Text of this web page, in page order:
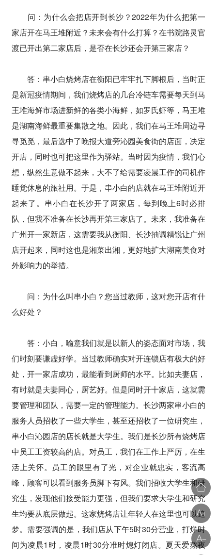
问：为什么会把店开到长沙？2022年为什么把第一
家店开在马王堆附近？未来会有什么打算？在书院路灵官
渡已开出第二家店后，是否在长沙还会开第三家店？
答：串小白烧烤店在衡阳已牢牢扎下脚根后，当时正
是新冠疫情期间，我们烧烤店的几台冷链车需要每天到马
王堆海鲜市场进新鲜的各类小海鲜，如罗氏虾等，马王堆
是湖南海鲜最重要集散之地。因此，我们在马王堆周边寻
寻觅觅，最后选中了晚报大道旁沁园美食街的店面，决定
开店，同时也可把这里作为驿站。当时因为疫情，我们心
想，纵然生意做不起来，大不了给需要凌晨工作的司机作
睡觉休息的旅社用。于是，串小白的店就在马王堆附近开
起来了。串小白在长沙开了两家店，每到晚上6时必排
队，但我不准备在长沙再开第三家店了。未来，我准备在
广州开一家新店，这需要我从衡阳、长沙抽调精锐让广州
店开起来，同时这也是湘菜出湘，更好地扩大湖南美食对
外影响力的举措。
问：为什么叫串小白？您当过教师，这对您开店有什
么好处？
答：小白，喻意我们就是以新人的姿态面对市场，我
们时刻要谦虚好学。当过教师确实对开连锁店有极大的好
处，开一家店成功，最能看到厨师的水平。比如夫妻店，
有时就是夫妻同心，厨艺好。但是同时开十家店，这就需
要管理和团队，需要一定的管理能力。长沙两家串小白的
服务人员招收了一些大学生，甚至还招收了一位研究生，
串小白沁园店的店长就是大学生。我们是长沙所有烧烤店
中员工工资较高的店。对员工，我们在工作上严厉，在生
活上关怀。员工的眼里有了光，对企业就忠实，客流高
峰，顾客可以看到服务员脚下有风。我们招收大学生和研
究生，发现他们接受能力更强，但我们要求大学生和研究
生均要从底层做起。这家烧烤店让年轻人在这里也可以追
梦。需要强调的是，我们店从下午5时30分营业，打烊时
间为凌晨1时，凌晨1时30分准时熄灯闭店。夏天爱熬夜